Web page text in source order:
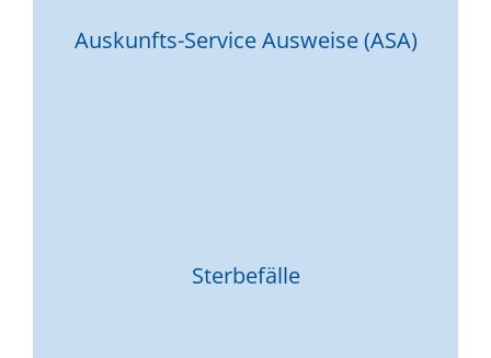
Auskunfts-Service Ausweise (ASA)
Sterbefälle